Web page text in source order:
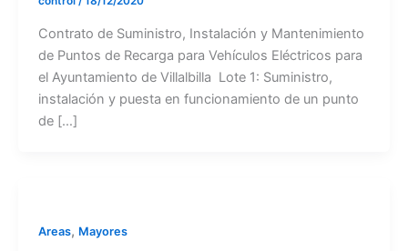
Contrato de Suministro, Instalación y Mantenimiento
de Puntos de Recarga para Vehículos Eléctricos para
el Ayuntamiento de Villalbilla Lote 1: Suministro,
instalación y puesta en funcionamiento de un punto
de […]
Areas, Mayores